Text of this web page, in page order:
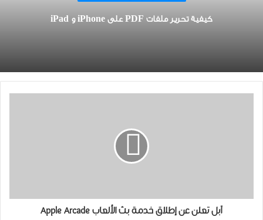
كيفية تحرير ملفات PDF على iPhone و iPad
ﺁﺑﻞ ﺗﻌﻠﻦ ﻋﻦ ﺇﻃﻼﻕ ﺧﺪﻣﺔ ﺑﺚ ﺍﻷﻟﻌﺎﺏ Apple Arcade